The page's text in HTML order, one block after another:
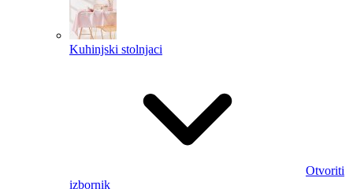
Kuhinjski stolnjaci
Otvoriti
izbornik